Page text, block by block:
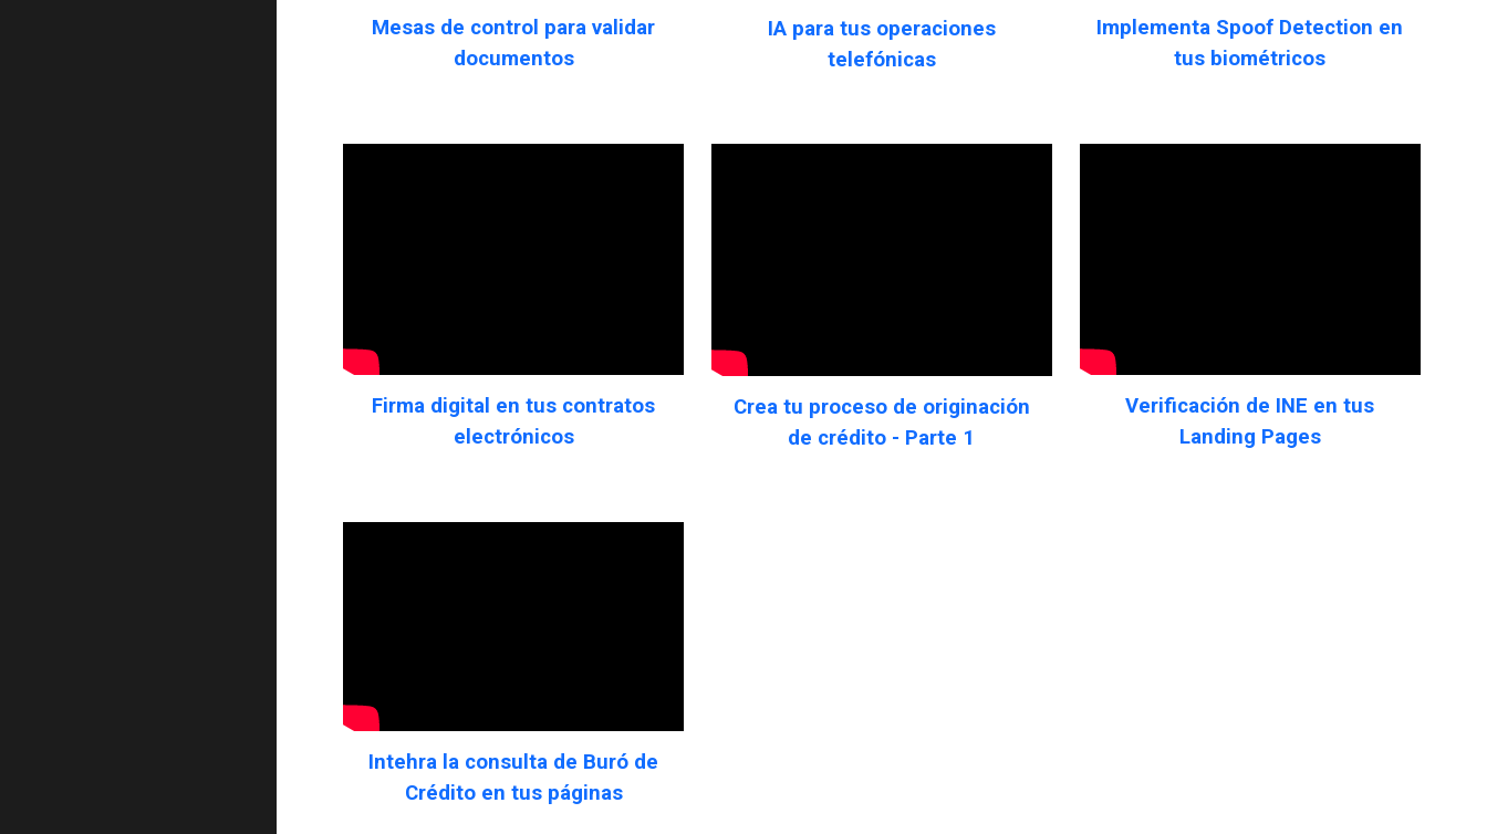
Mesas de control para validar
documentos
IA para tus operaciones
telefónicas
Implementa Spoof Detection en
tus biométricos
Firma digital en tus contratos
electrónicos
Crea tu proceso de originación
de crédito - Parte 1
Verificación de INE en tus
Landing Pages
Intehra la consulta de Buró de
Crédito en tus páginas